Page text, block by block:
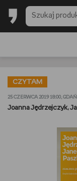
BESTSELLERY
OGLĄDAM
PREZENTOWNIKI
CZYTAM
25 CZERWCA 2019 18:00,
Joanna Jędrzejczyk,